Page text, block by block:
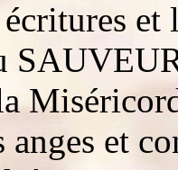
et
anges et